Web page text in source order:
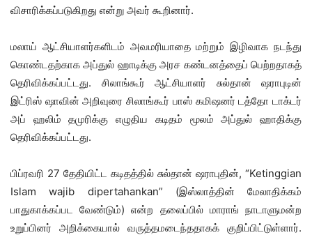
விசாரிக்கப்படுகிறது என்று அவர் கூறினார்.
மலாய் ஆட்சியாளர்களிடம் அவமரியாதை மற்றும் இழிவாக நடந்து
கொண்டதற்காக அப்துல் ஹாடிக்கு அரச கண்டனத்தைப் பெற்றதாகத்
தெரிவிக்கப்பட்டது. சிலாங்கூர் ஆட்சியாளர் சுல்தான் ஷராபுடின்
இட்ரிஸ் ஷாவின் அறிவுரை சிலாங்கூர் பாஸ் கமிஷனர் டத்தோ டாக்டர்
அப் ஹலிம் தமுரிக்கு எழுதிய கடிதம் மூலம் அப்துல் ஹாதிக்கு
தெரிவிக்கப்பட்டது.
பிப்ரவரி 27 தேதியிட்ட கடிதத்தில் சுல்தான் ஷராபுதின், “Ketinggian
Islam wajib dipertahankan” (இஸ்லாத்தின் மேலாதிக்கம்
பாதுகாக்கப்பட வேண்டும்) என்ற தலைப்பில் மாராங் நாடாளுமன்ற
உறுப்பினர் அறிக்கையால் வருத்தமடைந்ததாகக் குறிப்பிட்டுள்ளார்.